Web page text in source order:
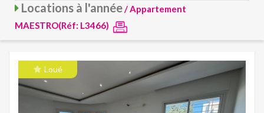
Locations à l'année/ Appartement
MAESTRO(Réf: L3466)
Loué